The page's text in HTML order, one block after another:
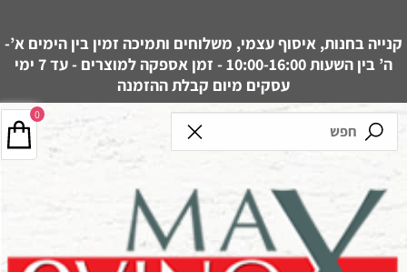
קנייה בחנות, איסוף עצמי, משלוחים ותמיכה זמין בין הימים א’-
ה’ בין השעות 10:00-16:00 - זמן אספקה למוצרים - עד 7 ימי
עסקים מיום קבלת ההזמנה
0